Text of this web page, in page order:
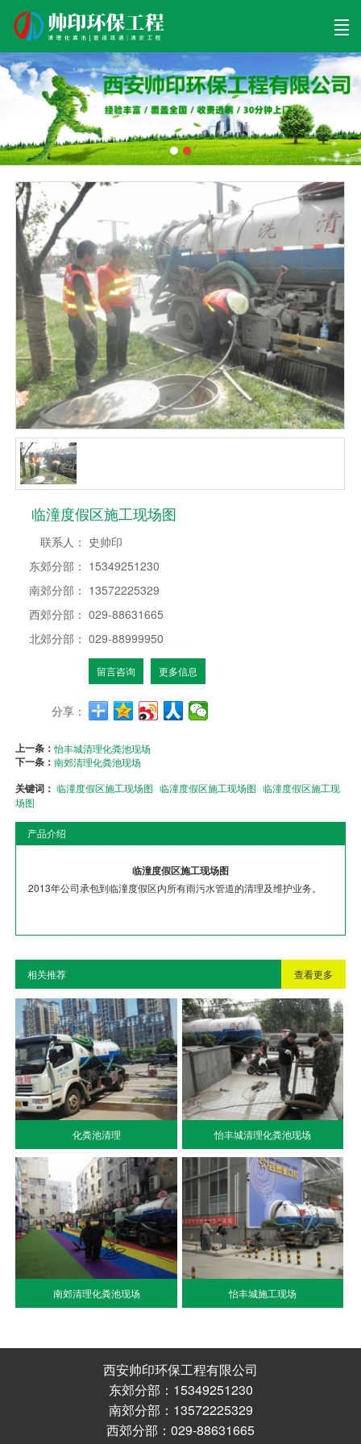
首页 清理工程 清淤工程 污泥工程 清淤检测
临潼度假区施工现场图
联系人： 史帅印
东郊分部： 15349251230
南郊分部： 13572225329
西郊分部： 029-88631665
北郊分部： 029-88999950
留言咨询 更多信息
分享：
上一条：怡丰城清理化粪池现场
下一条：南郊清理化粪池现场
关键词：临潼度假区施工现场图 临潼度假区施工现场图 临潼度假区施工现
场图
产品介绍
临潼度假区施工现场图
2013年公司承包到临潼度假区内所有雨污水管道的清理及维护业务。
相关推荐 查看更多
化粪池清理 怡丰城清理化粪池现场
南郊清理化粪池现场 怡丰城施工现场
西安帅印环保工程有限公司
东郊分部：15349251230
南郊分部：13572225329
西郊分部：029-88631665